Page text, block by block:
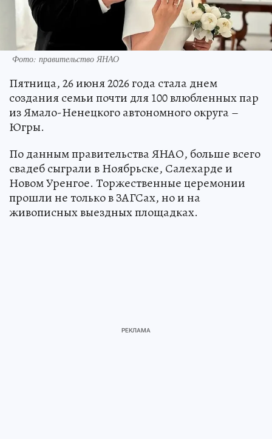
Фото: правительство ЯНАО
Пятница, 26 июня 2026 года стала днем
создания семьи почти для 100 влюбленных пар
из Ямало-Ненецкого автономного округа –
Югры.
По данным правительства ЯНАО, больше всего
свадеб сыграли в Ноябрьске, Салехарде и
Новом Уренгое. Торжественные церемонии
прошли не только в ЗАГСах, но и на
живописных выездных площадках.